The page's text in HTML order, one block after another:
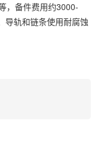
，备件费用约3000-
导轨和链条使用耐腐蚀